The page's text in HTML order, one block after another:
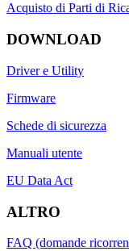
Acquisto di Parti di
DOWNLOAD
Driver e Utility
Firmware
Schede di sicurezza
Manuali utente
EU Data Act
ALTRO
FAQ (domande